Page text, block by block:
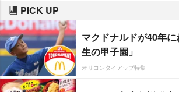
PICK UP
マクドナルドが40年
生の甲子園」
オリコンタイアップ特集